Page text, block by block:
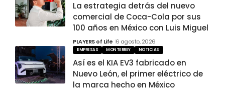
La estrategia detrás del nuevo
comercial de Coca-Cola por sus
100 años en México con Luis Miguel
PLAYERS of Life 6 agosto, 2026
EMPRESAS MONTERREY NOTICIAS
Así es el KIA EV3 fabricado en
Nuevo León, el primer eléctrico de
la marca hecho en México